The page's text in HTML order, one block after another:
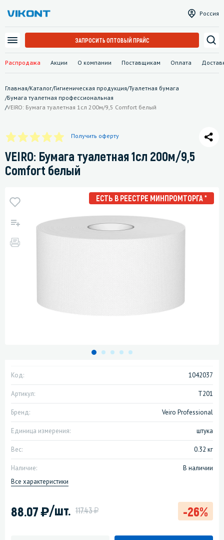
Распродажа Акции О компании Поставщикам Оплата
Россия
ЗАПРОСИТЬ ОПТОВЫЙ ПРАЙС
Главная/Каталог/Гигиеническая продукция/Туалетная бумага
/Бумага туалетная профессиональная
/VEIRO: Бумага туалетная 1сл 200м/9,5 Comfort белый
Получить оферту
VEIRO: Бумага туалетная 1сл 200м/9,5
Comfort белый
ЕСТЬ В РЕЕСТРЕ МИНПРОМТОРГА *
Код: 1042037
Артикул: Т201
Бренд: Veiro Professional
Единица измерения: штука
Вес: 0.32 кг
Наличие:
В наличии
Все характеристики
88.07)/шт. 117.43у -26%